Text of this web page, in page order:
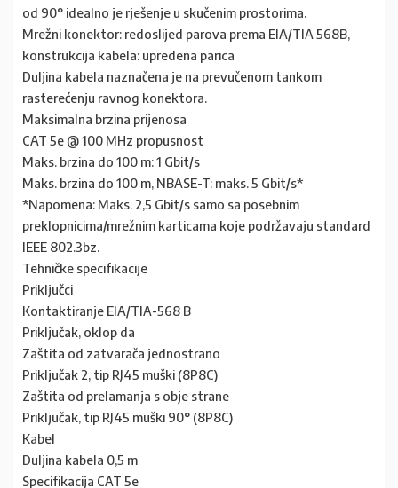
od 90° idealno je rješenje u skučenim prostorima.
Mrežni konektor: redoslijed parova prema EIA/TIA 568B,
konstrukcija kabela: upredena parica
Duljina kabela naznačena je na prevučenom tankom
rasterećenju ravnog konektora.
Maksimalna brzina prijenosa
CAT 5e @ 100 MHz propusnost
Maks. brzina do 100 m: 1 Gbit/s
Maks. brzina do 100 m, NBASE-T: maks. 5 Gbit/s*
*Napomena: Maks. 2,5 Gbit/s samo sa posebnim
preklopnicima/mrežnim karticama koje podržavaju standard
IEEE 802.3bz.
Tehničke specifikacije
Priključci
Kontaktiranje EIA/TIA-568 B
Priključak, oklop da
Zaštita od zatvarača jednostrano
Priključak 2, tip RJ45 muški (8P8C)
Zaštita od prelamanja s obje strane
Priključak, tip RJ45 muški 90° (8P8C)
Kabel
Duljina kabela 0,5 m
Specifikacija CAT 5e